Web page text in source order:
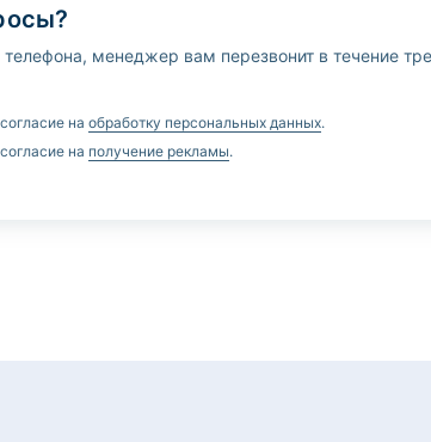
менеджер вам перезвонит в течение
на обработку персональных данных.
на получение рекламы.